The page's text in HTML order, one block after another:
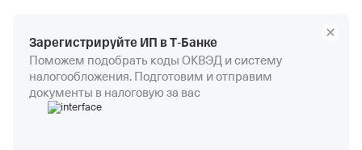
Зарегистрируйте ИП в Т‑Банке
Поможем подобрать коды ОКВЭД и систему
налогообложения. Подготовим и отправим
документы в налоговую за вас